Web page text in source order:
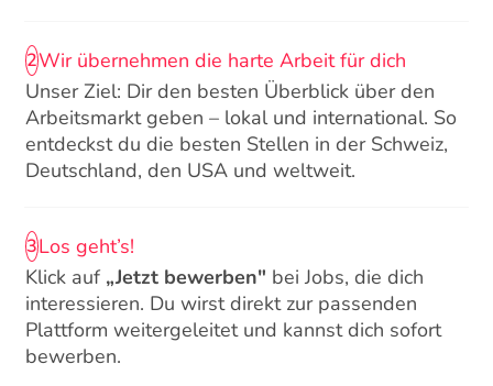
2Wir übernehmen die harte Arbeit für dich
Unser Ziel: Dir den besten Überblick über den
Arbeitsmarkt geben – lokal und international. So
entdeckst du die besten Stellen in der Schweiz,
Deutschland, den USA und weltweit.
3Los geht’s!
Klick auf „Jetzt bewerben" bei Jobs, die dich
interessieren. Du wirst direkt zur passenden
Plattform weitergeleitet und kannst dich sofort
bewerben.